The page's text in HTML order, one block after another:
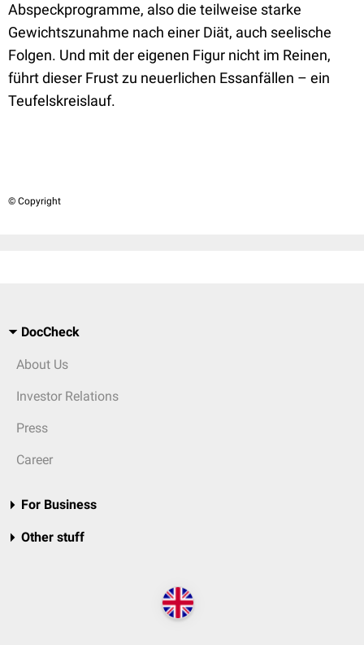
Abspeckprogramme, also die teilweise starke
Gewichtszunahme nach einer Diät, auch seelische
Folgen. Und mit der eigenen Figur nicht im Reinen,
führt dieser Frust zu neuerlichen Essanfällen – ein
Teufelskreislauf.
© Copyright
DocCheck
About Us
Investor Relations
Press
Career
For Business
Other stuff